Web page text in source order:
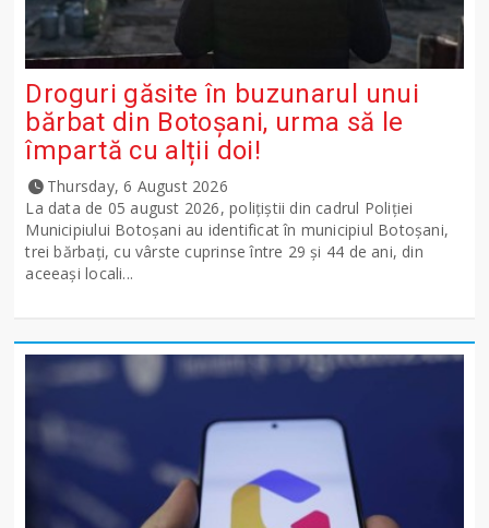
Droguri găsite în buzunarul unui
bărbat din Botoșani, urma să le
împartă cu alții doi!
Thursday, 6 August 2026
La data de 05 august 2026, polițiștii din cadrul Poliției
Municipiului Botoșani au identificat în municipiul Botoșani,
trei bărbați, cu vârste cuprinse între 29 și 44 de ani, din
aceeași locali...